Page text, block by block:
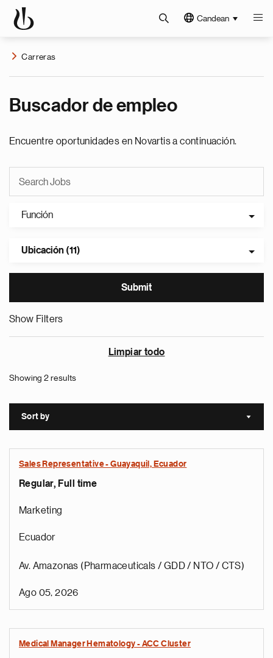
Candean
Carreras
Buscador de empleo
Encuentre oportunidades en Novartis a continuación.
Función
Ubicación (11)
Show Filters
Limpiar todo
Showing 2 results
Sort by Sort
Sales Representative - Guayaquil, Ecuador
Regular, Full time
Marketing
Ecuador
Av. Amazonas (Pharmaceuticals / GDD / NTO / CTS)
Ago 05, 2026
Medical Manager Hematology - ACC Cluster